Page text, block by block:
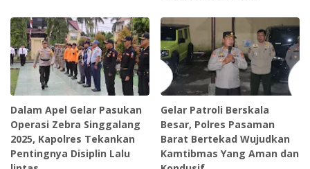
Dalam Apel Gelar Pasukan
Operasi Zebra Singgalang
2025, Kapolres Tekankan
Pentingnya Disiplin Lalu
Gelar Patroli Berskala
Besar, Polres Pasaman
Barat Bertekad Wujudkan
Kamtibmas Yang Aman dan